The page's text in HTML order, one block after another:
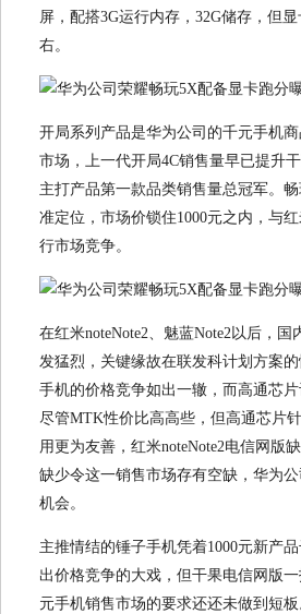
屏，配搭3G运行内存，32G储存，但
右。
开局系列产品是华为公司的千元手机
市场，上一代开局4C销售量早已提升
主打产品第一款品类销售量总冠军。
准定位，市场价锁住1000元之内，与
行市场竞争。
在红米noteNote2、魅蓝Note2以后，
发猛烈，关键缘故在联发科计划方案
手机的价格竞争如出一辙，而高通芯片
尽管MTK性价比高高些，但高通芯片
用更为友善，红米noteNote2电信网版
缺少令这一销售市场存有空缺，华为
机会。
主推情结的锤子手机凭着1000元新产
出价格竞争的大戏，但干果电信网版
元手机销售市场的要求还还未做到短板